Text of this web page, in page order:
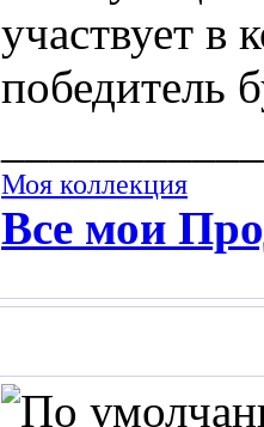
участвует в
победитель
Моя коллекция
Все мои